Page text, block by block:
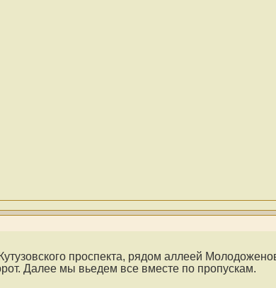
проспекта, рядом аллеей
Далее мы вьедем все вместе по пропускам.